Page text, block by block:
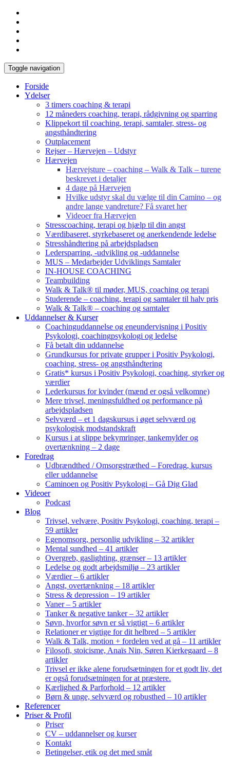
Toggle navigation
Forside
Ydelser
3 timers coaching & terapi
12 måneders coaching, terapi, rådgivning og sparring
Klippekort til coaching, terapi, samtaler, stress- og
angsthåndtering
Outplacement
Rejser – Hærvejen – Udstyr
Hærvejen
Hærvejsture – coaching – Walk & Talk – turene
beskrevet i detaljer
4 dage på Hærvejen
Hvilke udstyr skal du vælge til din Camino – og
andre lange vandreture? Få svaret her
Videoer fra Hærvejen
Stresscoaching, terapi og hjælp til din angst
Værdibaseret, styrkebaseret og anerkendende ledelse
Stresshåndtering på arbejdspladsen
Ledersparring, -udvikling og -uddannelse
MUS – Medarbejder Udviklings Samtaler
IN-HOUSE COACHING
Teambuilding
Walk & Talk® til møder, MUS, coaching og terapi
Studerende – coaching, terapi og samtaler til halv pris
Walk & Talk® – coaching og samtaler
Uddannelser & Kurser
Coachinguddannelse og eneundervisning i Positiv
Psykologi, coachingpsykologi og ledelse
Få betalt din uddannelse
Grundkursus for private grupper i Positiv Psykologi,
coaching, stress- og angsthåndtering
Gratis* kursus i Positiv Psykologi, coaching, styrker og
værdier
Lederkursus for kvinder (mænd er også velkomne)
Mere trivsel, meningsfuldhed og performance på
arbejdspladsen
Selvværd – et 1 dagskursus i øget selvværd og
psykologisk modstandskraft
Kursus i at slippe bekymringer, tankemylder og
overtænkning – 2 dage
Foredrag
Udbrændthed / Omsorgstræthed – Foredrag, kursus
eller uddannelse
Caminoen og Positiv Psykologi – Gå Dig Glad
Videoer
Podcast
Blog
Trivsel, velvære, Positiv Psykologi, coaching, terapi –
59 artikler
Egenomsorg, personlig udvikling – 32 artikler
Mental sundhed – 41 artikler
Overgreb, gaslighting, grænser – 13 artikler
Ledelse og godt arbejdsmiljø – 23 artikler
Værdier – 6 artikler
Angst, overtænkning – 18 artikler
Stress & depression – 19 artikler
Vaner – 5 artikler
Tanker & negative tanker – 32 artikler
Søvn, hvorfor søvn er så vigtigt – 6 artikler
Relationer er vigtige for dit helbred – 5 artikler
Walk & Talk, motion + fordelen ved at gå – 11 artikler
Filosofi, stoicisme, Anaïs Nin, Søren Kierkegaard – 8
artikler
Trivsel er ikke alene forudsætningen for et godt liv, det
er også forudsætningen for at præstere.
Kærlighed & Parforhold – 12 artikler
Børn & unge, selvværd og robusthed – 10 artikler
Referencer
Priser & Profil
Priser
CV – uddannelser og kurser
Kontakt
Betingelser, etik og det med småt